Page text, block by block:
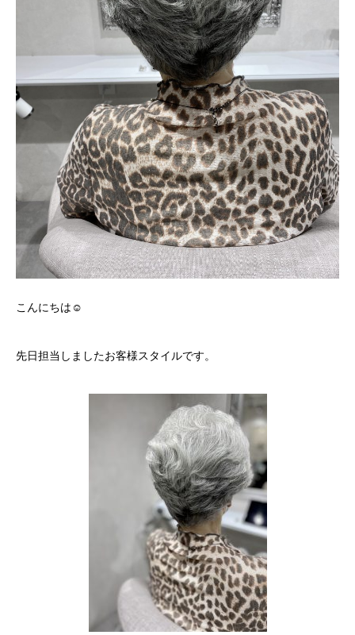
こんにちは☺️
先日担当しましたお客様スタイルです。